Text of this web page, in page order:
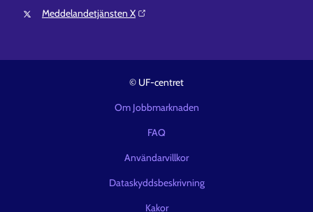
Meddelandetjänsten X⁠
© UF-centret
Om Jobbmarknaden
FAQ
Användarvillkor
Dataskyddsbeskrivning
Kakor